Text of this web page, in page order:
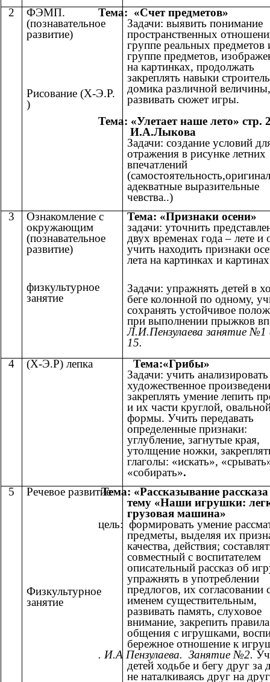
2
ФЭМП.
(познавательное
развитие)
Рисование (Х-Э.Р.
)
Тема: «Счет предметов»
Задачи: выявить понимание
пространственных
группе реальных предметов
группе предметов,
на картинках, продолжать
закреплять навыки
домика различной величины,
развивать сюжет игры.
Тема: «Улетает наше лето» стр.
И.А.Лыкова
Задачи: создание условий
отражения в рисунке летних
впечатлений
адекватные выразительные
чевства..)
3
Ознакомление с
окружающим
(познавательное
развитие)
физкультурное
занятие
Тема: «Признаки осени»
задачи: уточнить
двух временах года – лете и
учить находить признаки
лета на картинках и
Задачи: упражнять детей в
беге колонной по одному,
сохранять устойчивое
при выполнении прыжков
Л.И.Пензулаева занятие №1
15.
4
(Х-Э.Р) лепка
Тема:«Грибы»
Задачи: учить анализировать
художественное
закреплять умение лепить
и их части круглой,
формы. Учить передавать
определенные признаки:
углубление, загнутые края,
утолщение ножки,
глаголы: «искать»,
«собирать».
5
Речевое развитие
Физкультурное
занятие
Тема: «Рассказывание
тему «Наши игрушки:
грузовая машина»
цель: формировать умение
предметы, выделяя их
качества, действия;
совместный с воспитателем
описательный рассказ об
упражнять в употреблении
предлогов, их согласовании
именем существительным,
развивать память, слуховое
внимание, закрепить правила
общения с игрушками,
бережное отношение к
. И.А Пензулаева. Занятие №2.
детей ходьбе и бегу друг за
не наталкиваясь друг на